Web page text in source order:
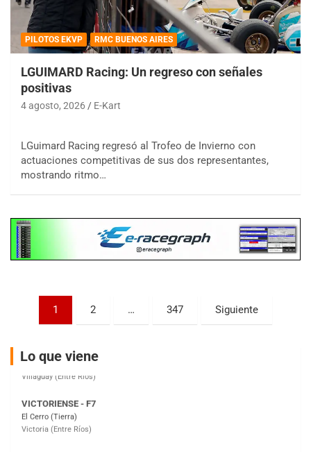
PILOTOS EKVP RMC BUENOS AIRES
LGUIMARD Racing: Un regreso con señales
positivas
4 agosto, 2026 E-Kart
LGuimard Racing regresó al Trofeo de Invierno con
actuaciones competitivas de sus dos representantes,
mostrando ritmo…
Paginación
entradas
1 2 … 347 Siguiente
Lo que viene
COBERTURA ESPECIAL DE E-KART.COM.AR
08/09-AGO
IAME SERIES ARGENTINA 6
Ramiro Tot (Asfalto)
KDO - F6
Ciudad de Trenque Lauquen (Asfalto)
Trenque Lauquen (Buenos Aires)
Parque de la Velocidad (Asfalto)
Villaguay (Entre Ríos)
El Cerro (Tierra)
Victoria (Entre Ríos)
Moto Club Reginense (Tierra)
Gral. E. Godoy (Río Negro)